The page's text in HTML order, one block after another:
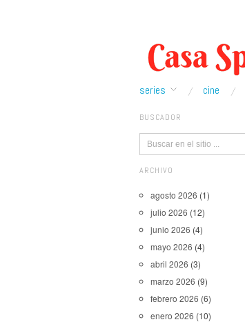
series cine
BUSCADOR
ARCHIVO
agosto 2026 (1)
julio 2026 (12)
junio 2026 (4)
mayo 2026 (4)
abril 2026 (3)
marzo 2026 (9)
febrero 2026 (6)
enero 2026 (10)